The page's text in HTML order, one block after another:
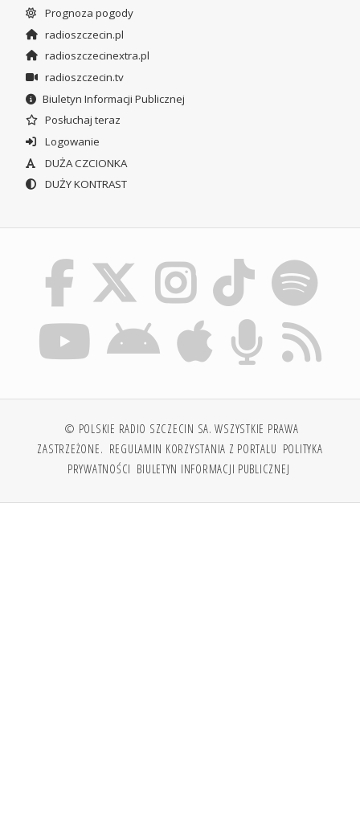
Prognoza pogody
radioszczecin.pl
radioszczecinextra.pl
radioszczecin.tv
Biuletyn Informacji Publicznej
Posłuchaj teraz
Logowanie
DUŻA CZCIONKA
DUŻY KONTRAST
© POLSKIE RADIO SZCZECIN SA. WSZYSTKIE PRAWA
ZASTRZEŻONE. REGULAMIN KORZYSTANIA Z PORTALU POLITYKA
PRYWATNOŚCI BIULETYN INFORMACJI PUBLICZNEJ